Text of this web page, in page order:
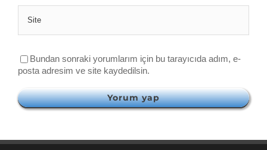
Bundan sonraki yorumlarım için bu tarayıcıda adım, e-
posta adresim ve site kaydedilsin.